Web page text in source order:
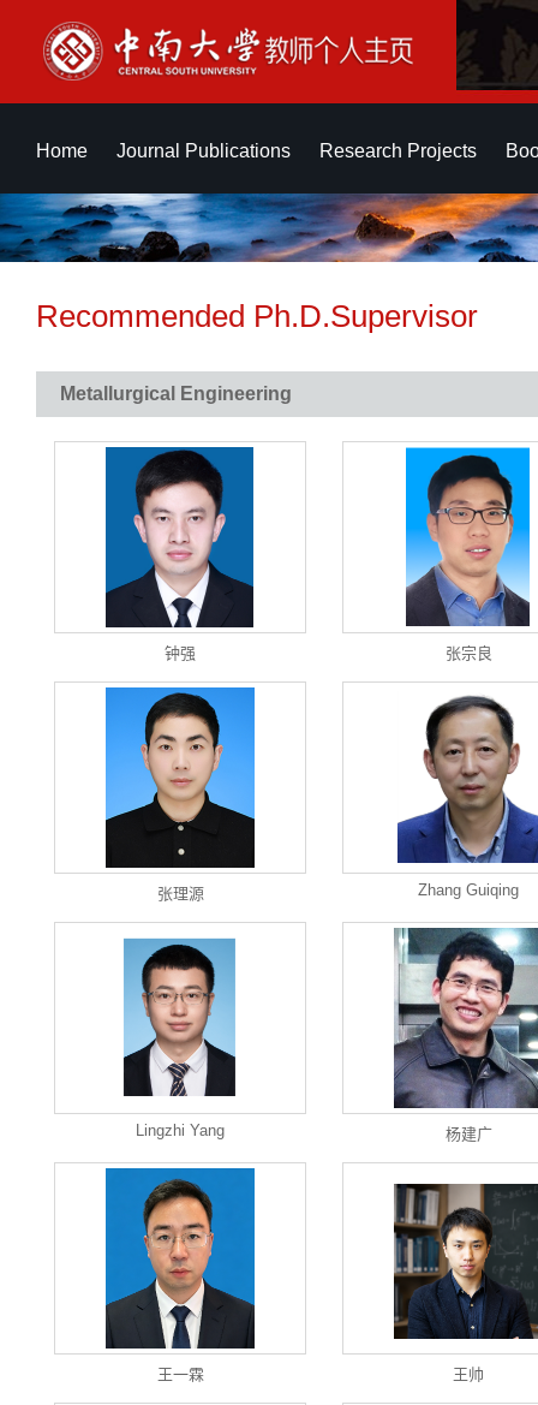
Home Journal Publications Research Projects
Recommended Ph.D.Supervisor
Metallurgical Engineering
钟强 张宗良
张理源 Zhang Guiqing
Lingzhi Yang 杨建广
王一霖 王帅